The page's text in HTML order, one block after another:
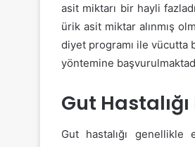
asit miktarı bir hayli
ürik asit miktar alınmış
diyet programı ile vücutta
yöntemine
Gut
Gut hastalığı genellikle